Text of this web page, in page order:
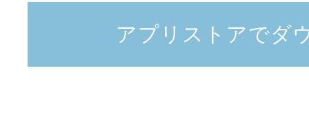
アプリストアでダ